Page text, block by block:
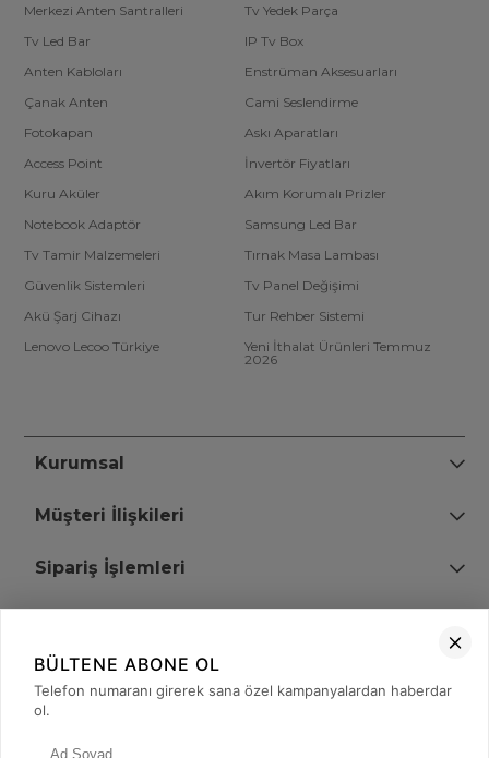
Merkezi Anten Santralleri
Tv Yedek Parça
Tv Led Bar
IP Tv Box
Anten Kabloları
Enstrüman Aksesuarları
Çanak Anten
Cami Seslendirme
Fotokapan
Askı Aparatları
Access Point
İnvertör Fiyatları
Kuru Aküler
Akım Korumalı Prizler
Notebook Adaptör
Samsung Led Bar
Tv Tamir Malzemeleri
Tırnak Masa Lambası
Güvenlik Sistemleri
Tv Panel Değişimi
Akü Şarj Cihazı
Tur Rehber Sistemi
Lenovo Lecoo Türkiye
Yeni İthalat Ürünleri Temmuz
2026
Kurumsal
Müşteri İlişkileri
Sipariş İşlemleri
+90 (850) 473 08 08
BÜLTENE ABONE OL
Telefon numaranı girerek sana özel kampanyalardan haberdar
ol.